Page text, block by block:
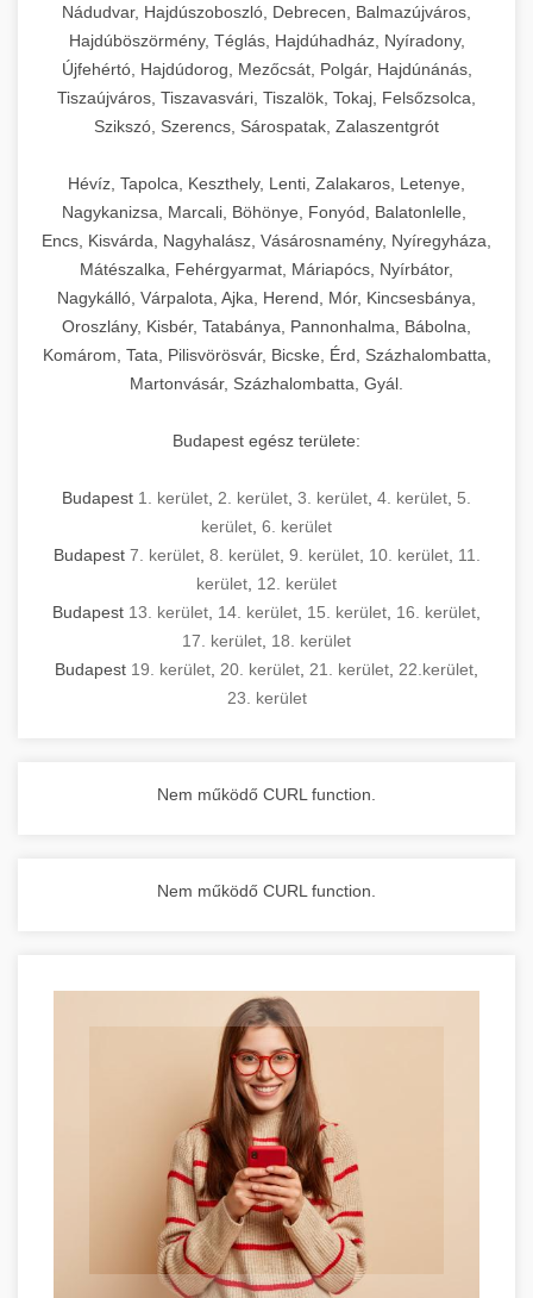
Nádudvar, Hajdúszoboszló, Debrecen, Balmazújváros,
Hajdúböszörmény, Téglás, Hajdúhadház, Nyíradony,
Újfehértó, Hajdúdorog, Mezőcsát, Polgár, Hajdúnánás,
Tiszaújváros, Tiszavasvári, Tiszalök, Tokaj, Felsőzsolca,
Szikszó, Szerencs, Sárospatak, Zalaszentgrót
Hévíz, Tapolca, Keszthely, Lenti, Zalakaros, Letenye,
Nagykanizsa, Marcali, Böhönye, Fonyód, Balatonlelle,
Encs, Kisvárda, Nagyhalász, Vásárosnamény, Nyíregyháza,
Mátészalka, Fehérgyarmat, Máriapócs, Nyírbátor,
Nagykálló, Várpalota, Ajka, Herend, Mór, Kincsesbánya,
Oroszlány, Kisbér, Tatabánya, Pannonhalma, Bábolna,
Komárom, Tata, Pilisvörösvár, Bicske, Érd, Százhalombatta,
Martonvásár, Százhalombatta, Gyál.
Budapest egész területe:
Budapest 1. kerület 2. kerület 3. kerület 4. kerület 5.
kerület 6. kerület
Budapest 7. kerület, 8. kerület, 9. kerület, 10. kerület, 11.
kerület 12. kerület
Budapest 13. kerület 14. kerület 15. kerület 16. kerület
17. kerület 18. kerület
Budapest 19. kerület 20. kerület 21. kerület 22.kerület
23. kerület
Nem működő CURL function.
Nem működő CURL function.